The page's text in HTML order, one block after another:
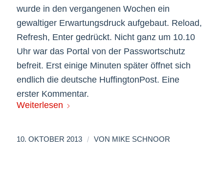
wurde in den vergangenen Wochen ein
gewaltiger Erwartungsdruck aufgebaut. Reload,
Refresh, Enter gedrückt. Nicht ganz um 10.10
Uhr war das Portal von der Passwortschutz
befreit. Erst einige Minuten später öffnet sich
endlich die deutsche HuffingtonPost. Eine
erster Kommentar.
Weiterlesen
10. OKTOBER 2013 / VON MIKE SCHNOOR